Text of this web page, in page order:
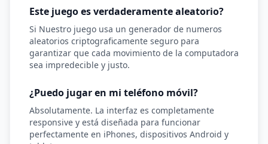
Este juego es verdaderamente aleatorio?
Si Nuestro juego usa un generador de numeros
aleatorios criptograficamente seguro para
garantizar que cada movimiento de la computadora
sea impredecible y justo.
¿Puedo jugar en mi teléfono móvil?
Absolutamente. La interfaz es completamente
responsive y está diseñada para funcionar
perfectamente en iPhones, dispositivos Android y